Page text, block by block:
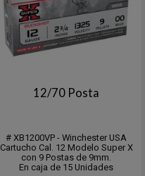
12/70 Posta
# XB1200VP - Winchester USA
Cartucho Cal. 12 Modelo Super X
con 9 Postas de 9mm.
En caja de 15 Unidades